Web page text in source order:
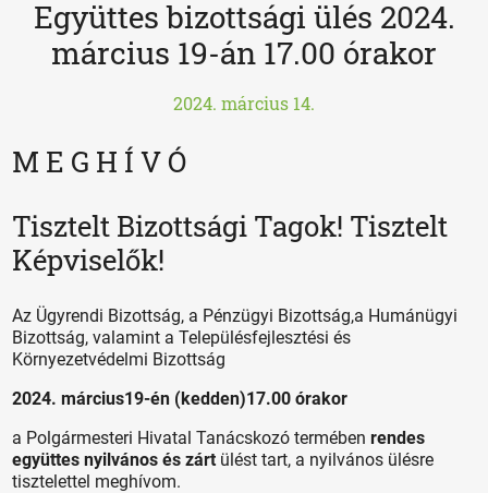
Együttes bizottsági ülés 2024.
március 19-án 17.00 órakor
2024. március 14.
M E G H Í V Ó
Tisztelt Bizottsági Tagok! Tisztelt
Képviselők!
Az Ügyrendi Bizottság, a Pénzügyi Bizottság,a Humánügyi
Bizottság, valamint a Településfejlesztési és
Környezetvédelmi Bizottság
2024. március19-én (kedden)17.00 órakor
a Polgármesteri Hivatal Tanácskozó termébenrendes
együttes nyilvános és zárt ülést tart, a nyilvános ülésre
tisztelettel meghívom.